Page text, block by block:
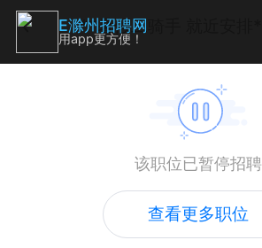
该职位已暂停招聘
查看更多职位
E滁州招聘网
用app更方便！